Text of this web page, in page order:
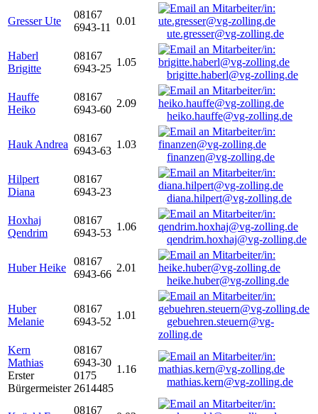
Gresser Ute
08167
6943-11
0.01
ute.gresser@vg-zolling.de
Haberl
Brigitte
08167
6943-25
1.05
brigitte.haberl@vg-zolling.de
Hauffe
Heiko
08167
6943-60
2.09
heiko.hauffe@vg-zolling.de
Hauk Andrea
08167
6943-63
1.03
finanzen@vg-zolling.de
Hilpert
Diana
08167
6943-23
diana.hilpert@vg-zolling.de
Hoxhaj
Qendrim
08167
6943-53
1.06
qendrim.hoxhaj@vg-zolling.de
Huber Heike
08167
6943-66
2.01
heike.huber@vg-zolling.de
Huber
Melanie
08167
6943-52
1.01
gebuehren.steuern@vg-
zolling.de
Kern
Mathias
Erster
Bürgermeister
08167
6943-30
0175
2614485
1.16
mathias.kern@vg-zolling.de
08167